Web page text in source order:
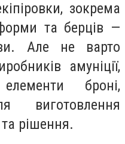
зокрема
та берців —
Але не варто
амуніції,
броні,
виготовлення
та рішення.